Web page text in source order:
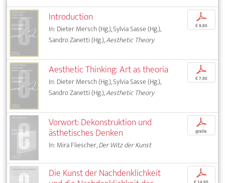
Introduction
In: Dieter Mersch (Hg.), Sylvia Sasse (Hg.),
Sandro Zanetti (Hg.),Aesthetic Theory
p
€ 9,95
Aesthetic Thinking: Art as theoria
In: Dieter Mersch (Hg.), Sylvia Sasse (Hg.),
Sandro Zanetti (Hg.),Aesthetic Theory
p
€ 7,95
Vorwort: Dekonstruktion und
ästhetisches Denken
In: Mira Fliescher,Der Witz der Kunst
p
gratis
Die Kunst der Nachdenklichkeit p